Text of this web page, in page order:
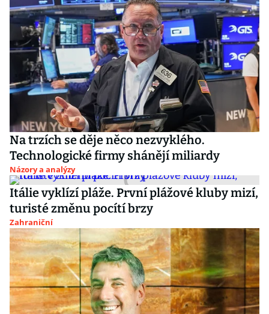
Na trzích se děje něco nezvyklého.
Technologické firmy shánějí miliardy
Názory a analýzy
Itálie vyklízí pláže. První plážové kluby mizí,
turisté změnu pocítí brzy
Zahraniční